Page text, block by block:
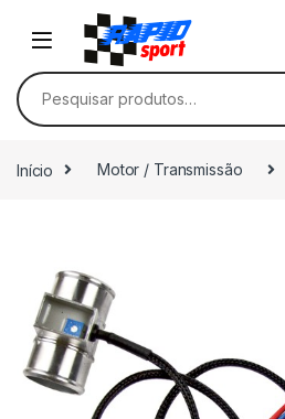
Skip to navigation
Skip to content
Pesquisar por:
Início Motor / Transmissão